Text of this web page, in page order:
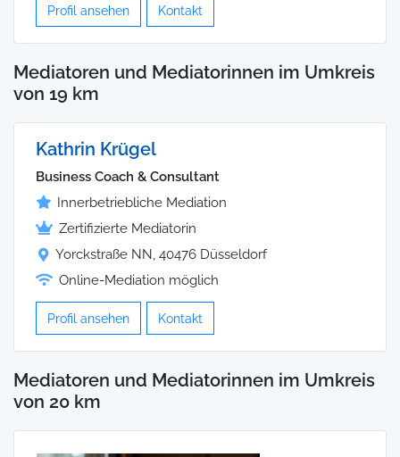
Profil ansehen Kontakt
Mediatoren und Mediatorinnen im Umkreis
von 19 km
Kathrin Krügel
Business Coach & Consultant
Innerbetriebliche Mediation
Zertifizierte Mediatorin
Yorckstraße NN, 40476 Düsseldorf
Online-Mediation möglich
Profil ansehen Kontakt
Mediatoren und Mediatorinnen im Umkreis
von 20 km